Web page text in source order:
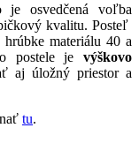
osvedčená voľba
kvalitu. Posteľ
materiálu 40 a
postele je výškovo
aj úložný priestor a
tu.